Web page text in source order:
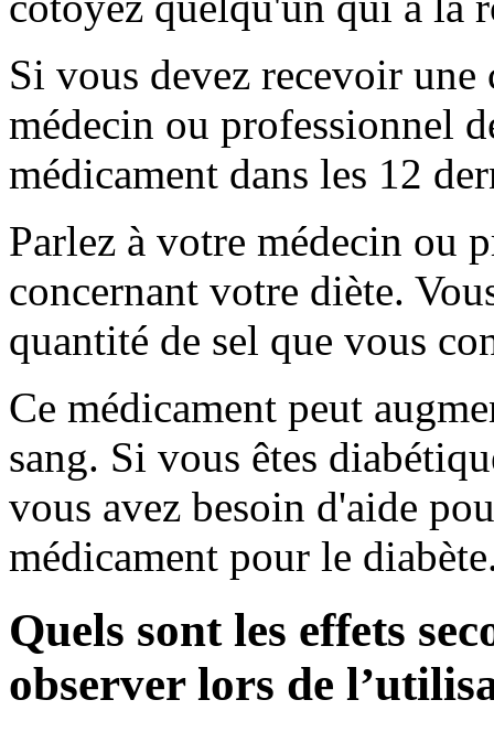
Si vous devez recevoir
médecin ou professionnel
médicament dans les 12
Parlez à votre médecin ou
concernant votre diète.
quantité de sel que vous
Ce médicament peut
sang. Si vous êtes
vous avez besoin d'aide
médicament pour le
Quels sont les effets
observer lors de